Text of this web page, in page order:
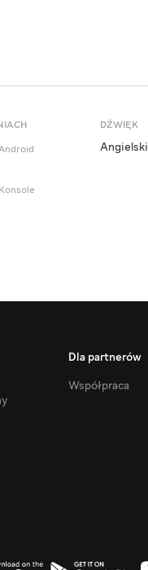
Konsole
DŹWIĘK
Angielski
Dla partnerów
Współpraca